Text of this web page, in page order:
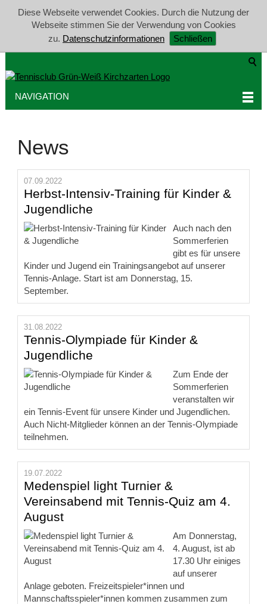
Diese Webseite verwendet Cookies. Durch die Nutzung der
Webseite stimmen Sie der Verwendung von Cookies
zu. Datenschutzinformationen Schließen
NAVIGATION
News
07.09.2022
Herbst-Intensiv-Training für Kinder &
Jugendliche
Auch nach den
Sommerferien
gibt es für unsere
Kinder und Jugend ein Trainingsangebot auf unserer
Tennis-Anlage. Start ist am Donnerstag, 15.
September.
31.08.2022
Tennis-Olympiade für Kinder &
Jugendliche
Zum Ende der
Sommerferien
veranstalten wir
ein Tennis-Event für unsere Kinder und Jugendlichen.
Auch Nicht-Mitglieder können an der Tennis-Olympiade
teilnehmen.
19.07.2022
Medenspiel light Turnier &
Vereinsabend mit Tennis-Quiz am 4.
August
Am Donnerstag,
4. August, ist ab
17.30 Uhr einiges
auf unserer
Anlage geboten. Freizeitspieler*innen und
Mannschaftsspieler*innen kommen zusammen zum